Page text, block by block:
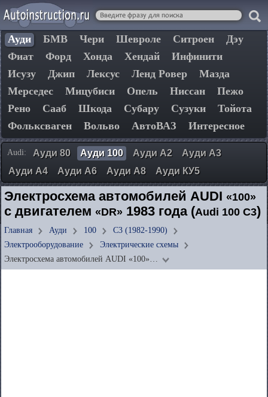
Ауди БМВ Чери Шевроле Ситроен
Дэу
Фиат
Форд Хонда Хендай
Инфинити
Исузу
Джип Лексус Ленд Ровер
Мазда
Мерседес
Мицубиси Опель Ниссан
Пежо
Рено
Сааб Шкода Субару Сузуки
Тойота
Фольксваген
Вольво АвтоВАЗ Интересное
Audi: Ауди 80 Ауди 100 Ауди А2
Ауди А3
Ауди А4
Ауди А6 Ауди А8 Ауди КУ5
Электросхема автомобилей AUDI «100»
с двигателем «DR» 1983 года (Audi 100 C3)
Главная Ауди 100
C3 (1982-1990)
Электрооборудование
Электрические схемы
Электросхема автомобилей AUDI «100»…